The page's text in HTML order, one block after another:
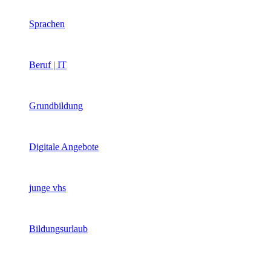
Sprachen
Beruf | IT
Grundbildung
Digitale Angebote
junge vhs
Bildungsurlaub